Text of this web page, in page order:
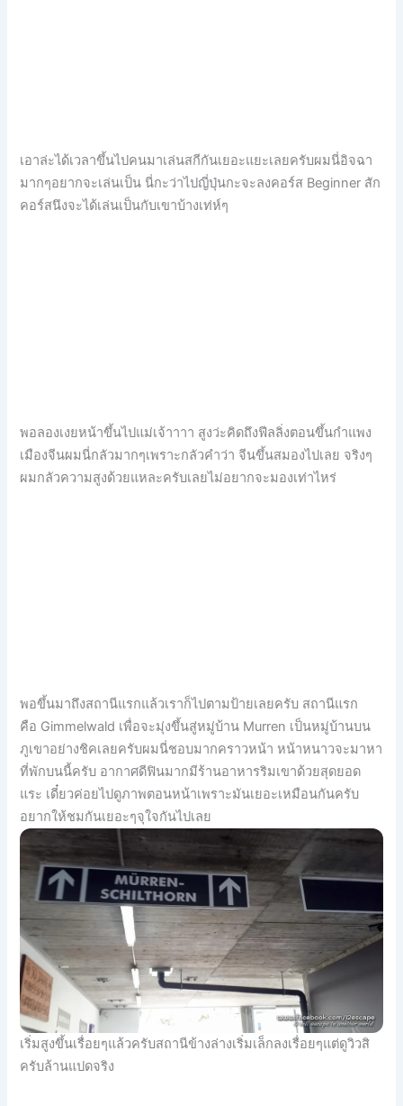
เอาล่ะได้เวลาขึ้นไปคนมาเล่นสกีกันเยอะแยะเลยครับผมนี่อิจฉา
มากๆอยากจะเล่นเป็น นี่กะว่าไปญี่ปุ่นกะจะลงคอร์ส Beginner สัก
คอร์สนึงจะได้เล่นเป็นกับเขาบ้างเท่ห์ๆ
พอลองเงยหน้าขึ้นไปแม่เจ้าาาา สูงว่ะคิดถึงฟีลลิ่งตอนขึ้นกำแพง
เมืองจีนผมนี่กลัวมากๆเพราะกลัวคำว่า จีนขึ้นสมองไปเลย จริงๆ
ผมกลัวความสูงด้วยแหละครับเลยไม่อยากจะมองเท่าไหร่
พอขึ้นมาถึงสถานีแรกแล้วเราก็ไปตามป้ายเลยครับ สถานีแรก
คือ Gimmelwald เพื่อจะมุ่งขึ้นสู่หมู่บ้าน Murren เป็นหมู่บ้านบน
ภูเขาอย่างชิคเลยครับผมนี่ชอบมากคราวหน้า หน้าหนาวจะมาหา
ที่พักบนนี้ครับ อากาศดีฟินมากมีร้านอาหารริมเขาด้วยสุดยอด
แระ เดี๋ยวค่อยไปดูภาพตอนหน้าเพราะมันเยอะเหมือนกันครับ
อยากให้ชมกันเยอะๆจุใจกันไปเลย
เริ่มสูงขึ้นเรื่อยๆแล้วครับสถานีข้างล่างเริ่มเล็กลงเรื่อยๆแต่ดูวิวสิ
ครับล้านแปดจริง